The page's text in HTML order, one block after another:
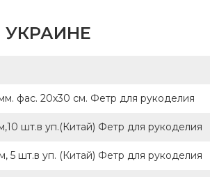
УКРАИНЕ
фас. 20х30 см. Фетр для рукоделия
шт.в уп.(Китай) Фетр для рукоделия
5 шт.в уп. (Китай) Фетр для рукоделия